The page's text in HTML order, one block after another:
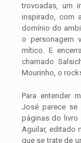
trovoadas, um
inspirado, com
domínio do
o personagem
mítico. E
chamado
Mourinho, o
Para entender
José parece se
páginas do livro
Aguilar, editado
que se trate de